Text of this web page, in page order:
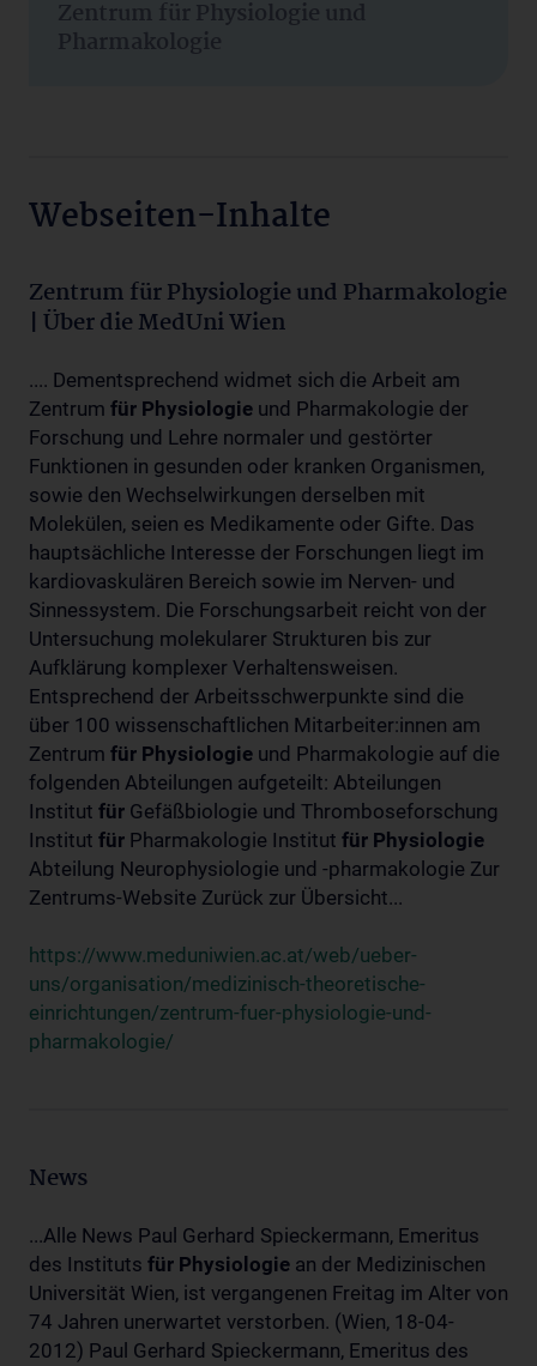
Zentrum für Physiologie und
Pharmakologie
Webseiten-Inhalte
Zentrum für Physiologie und Pharmakologie
| Über die MedUni Wien
.... Dementsprechend widmet sich die Arbeit am
Zentrum für Physiologie und Pharmakologie der
Forschung und Lehre normaler und gestörter
Funktionen in gesunden oder kranken Organismen,
sowie den Wechselwirkungen derselben mit
Molekülen, seien es Medikamente oder Gifte. Das
hauptsächliche Interesse der Forschungen liegt im
kardiovaskulären Bereich sowie im Nerven- und
Sinnessystem. Die Forschungsarbeit reicht von der
Untersuchung molekularer Strukturen bis zur
Aufklärung komplexer Verhaltensweisen.
Entsprechend der Arbeitsschwerpunkte sind die
über 100 wissenschaftlichen Mitarbeiter:innen am
Zentrum für Physiologie und Pharmakologie auf die
folgenden Abteilungen aufgeteilt: Abteilungen
Institut für Gefäßbiologie und Thromboseforschung
Institut für Pharmakologie Institut für Physiologie
Abteilung Neurophysiologie und -pharmakologie Zur
Zentrums-Website Zurück zur Übersicht...
https://www.meduniwien.ac.at/web/ueber-
uns/organisation/medizinisch-theoretische-
einrichtungen/zentrum-fuer-physiologie-und-
pharmakologie/
News
...Alle News Paul Gerhard Spieckermann, Emeritus
des Instituts für Physiologie an der Medizinischen
Universität Wien, ist vergangenen Freitag im Alter von
74 Jahren unerwartet verstorben. (Wien, 18-04-
2012) Paul Gerhard Spieckermann, Emeritus des